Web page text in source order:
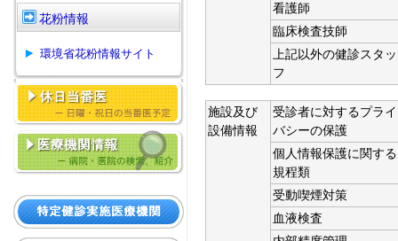
花粉情報
環境省花粉情報サイト
看護師
臨床検査技師
上記以外の健診スタッ
フ
施設及び
設備情報
受診者に対するプライ
バシーの保護
個人情報保護に関する
規程類
受動喫煙対策
血液検査